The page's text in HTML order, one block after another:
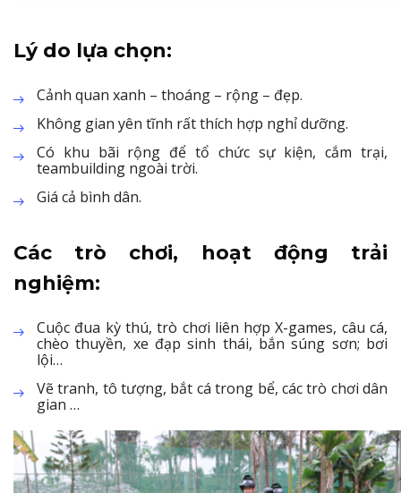
Lý do lựa chọn:
Cảnh quan xanh – thoáng – rộng – đẹp.
Không gian yên tĩnh rất thích hợp nghỉ dưỡng.
Có khu bãi rộng để tổ chức sự kiện, cắm trại,
teambuilding ngoài trời.
Giá cả bình dân.
Các trò chơi, hoạt động trải
nghiệm:
Cuộc đua kỳ thú, trò chơi liên hợp X-games, câu cá,
chèo thuyền, xe đạp sinh thái, bắn súng sơn; bơi
lội…
Vẽ tranh, tô tượng, bắt cá trong bể, các trò chơi dân
gian …